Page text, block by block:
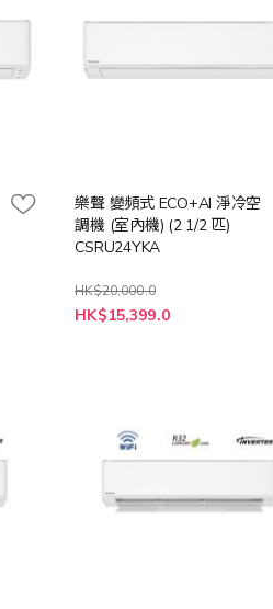
樂聲 變頻式 ECO+AI 淨冷空
調機 (室內機) (2 1/2 匹)
CSRU24YKA
HK$20,000.0
特
殊
HK$15,399.0